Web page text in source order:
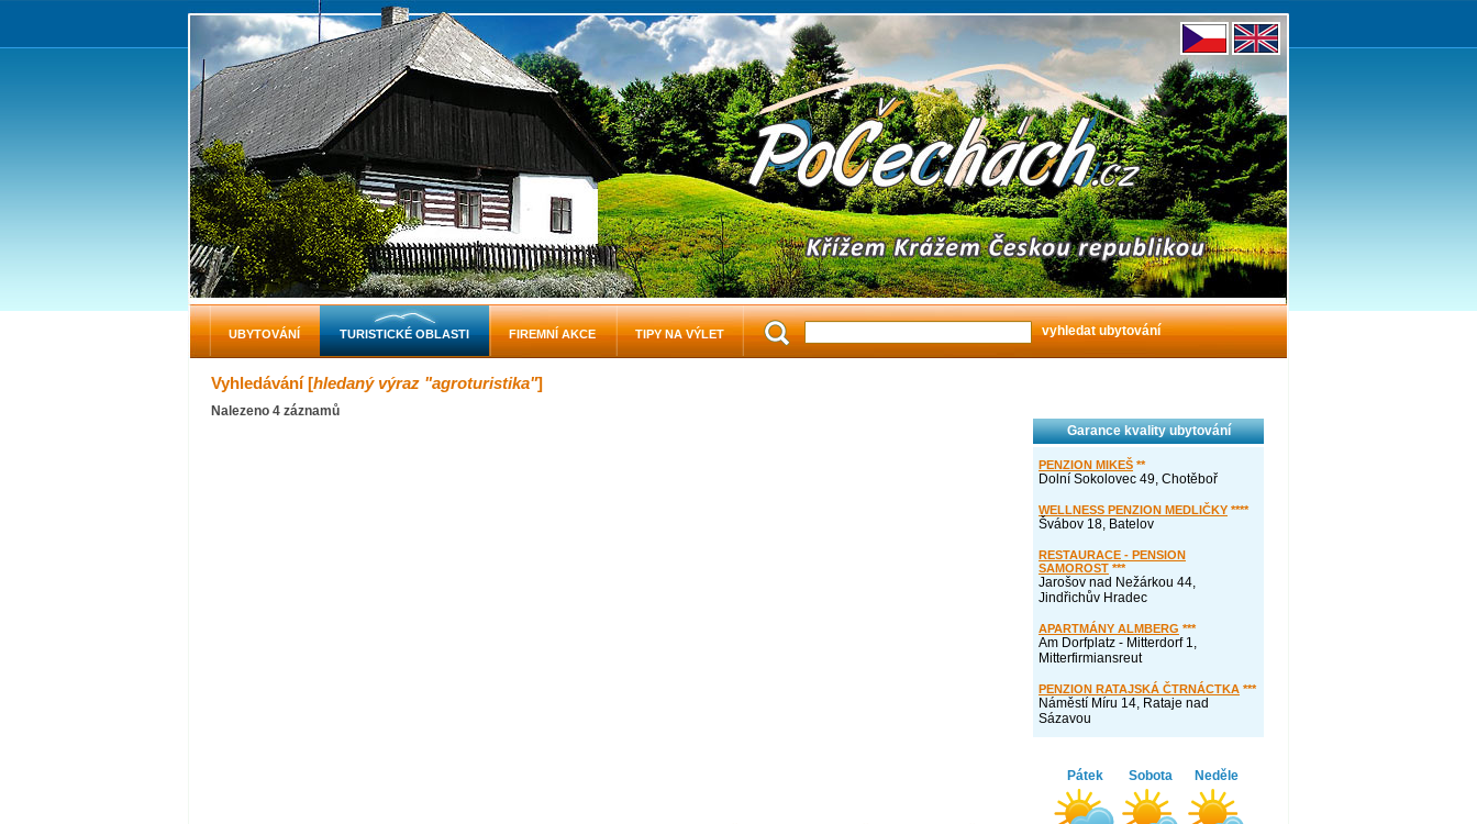
Vyhledávání [hledaný výraz "agroturistika"]
Nalezeno 4 záznamů
Garance kvality ubytování
PENZION MIKEŠ **
Dolní Sokolovec 49, Chotěboř
WELLNESS PENZION MEDLIČKY ****
Švábov 18, Batelov
RESTAURACE - PENSION
SAMOROST ***
Jarošov nad Nežárkou 44,
Jindřichův Hradec
APARTMÁNY ALMBERG ***
Am Dorfplatz - Mitterdorf 1,
Mitterfirmiansreut
PENZION RATAJSKÁ ČTRNÁCTKA ***
Náměstí Míru 14, Rataje nad
Sázavou
Pátek Sobota Neděle
UBYTOVÁNÍ TURISTICKÉ OBLASTI FIREMNÍ AKCE TIPY NA VÝLET